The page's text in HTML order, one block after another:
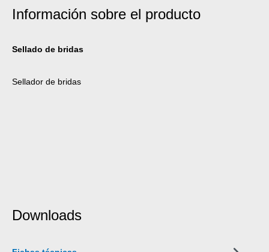
Información sobre el producto
Sellado de bridas
Sellador de bridas
Downloads